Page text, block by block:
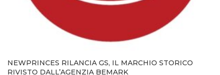
NEWPRINCES RILANCIA GS, IL MARCHIO STORICO
RIVISTO DALL’AGENZIA BEMARK